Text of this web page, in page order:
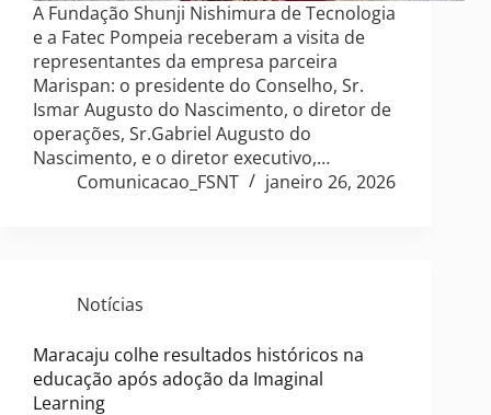
A Fundação Shunji Nishimura de Tecnologia
e a Fatec Pompeia receberam a visita de
representantes da empresa parceira
Marispan: o presidente do Conselho, Sr.
Ismar Augusto do Nascimento, o diretor de
operações, Sr.Gabriel Augusto do
Nascimento, e o diretor executivo,…
Comunicacao_FSNT
janeiro 26, 2026
Notícias
Maracaju colhe resultados históricos na
educação após adoção da Imaginal
Learning